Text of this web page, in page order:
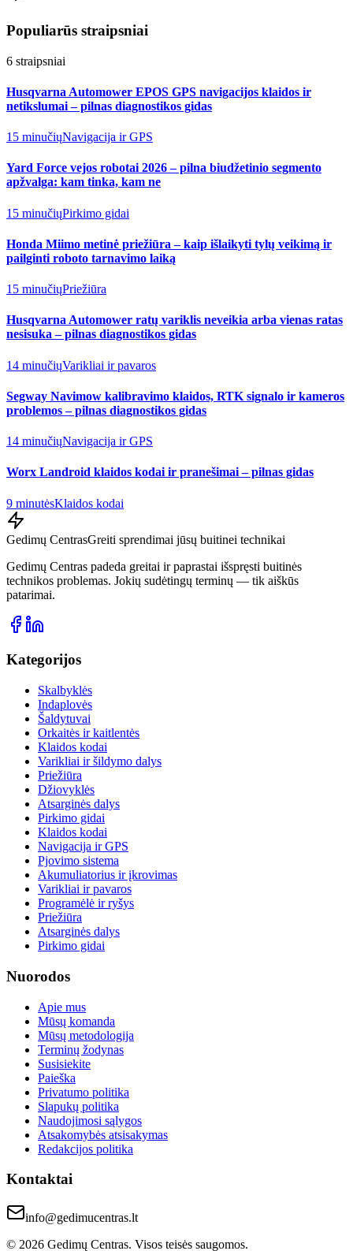
Populiarūs straipsniai
6 straipsniai
Husqvarna Automower EPOS GPS navigacijos klaidos ir
netikslumai – pilnas diagnostikos gidas
15 minučiųNavigacija ir GPS
Yard Force vejos robotai 2026 – pilna biudžetinio segmento
apžvalga: kam tinka, kam ne
15 minučiųPirkimo gidai
Honda Miimo metinė priežiūra – kaip išlaikyti tylų veikimą ir
pailginti roboto tarnavimo laiką
15 minučiųPriežiūra
Husqvarna Automower ratų variklis neveikia arba vienas ratas
nesisuka – pilnas diagnostikos gidas
14 minučiųVarikliai ir pavaros
Segway Navimow kalibravimo klaidos, RTK signalo ir kameros
problemos – pilnas diagnostikos gidas
14 minučiųNavigacija ir GPS
Worx Landroid klaidos kodai ir pranešimai – pilnas gidas
9 minutėsKlaidos kodai
Gedimų CentrasGreiti sprendimai jūsų buitinei technikai
Gedimų Centras padeda greitai ir paprastai išspręsti buitinės
technikos problemas. Jokių sudėtingų terminų — tik aiškūs
patarimai.
Kategorijos
Skalbyklės
Indaplovės
Šaldytuvai
Orkaitės ir kaitlentės
Klaidos kodai
Varikliai ir šildymo dalys
Priežiūra
Džiovyklės
Atsarginės dalys
Pirkimo gidai
Klaidos kodai
Navigacija ir GPS
Pjovimo sistema
Akumuliatorius ir įkrovimas
Varikliai ir pavaros
Programėlė ir ryšys
Priežiūra
Atsarginės dalys
Pirkimo gidai
Nuorodos
Apie mus
Mūsų komanda
Mūsų metodologija
Terminų žodynas
Susisiekite
Paieška
Privatumo politika
Slapukų politika
Naudojimosi sąlygos
Atsakomybės atsisakymas
Redakcijos politika
Kontaktai
info@gedimucentras.lt
© 2026 Gedimų Centras. Visos teisės saugomos.